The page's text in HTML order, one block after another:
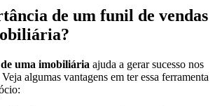
de um funil de vendas
uma imobiliária ajuda a gerar sucesso nos
algumas vantagens em ter essa ferramenta